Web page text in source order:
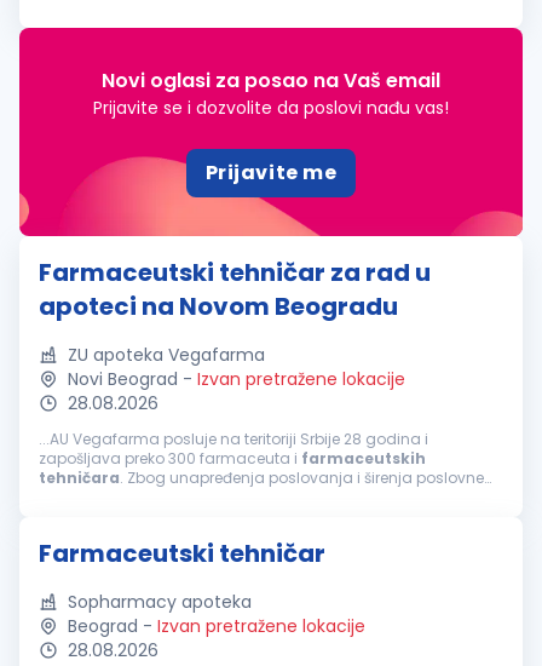
dinamičnom...
Novi oglasi za posao na Vaš email
Prijavite se i dozvolite da poslovi nađu vas!
Prijavite me
Farmaceutski tehničar za rad u
apoteci na Novom Beogradu
ZU apoteka Vegafarma
Novi Beograd - Izvan pretražene lokacije
28.08.2026
...AU Vegafarma posluje na teritoriji Srbije 28 godina i
zapošljava preko 300 farmaceuta i farmaceutskih
tehničara. Zbog unapređenja poslovanja i širenja poslovne
Farmaceutski tehničar
Sopharmacy apoteka
Beograd - Izvan pretražene lokacije
28.08.2026